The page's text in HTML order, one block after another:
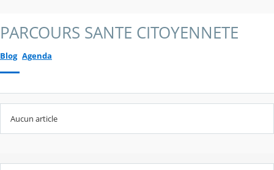
PARCOURS SANTE CITOYENNETE
Blog Agenda
Aucun article